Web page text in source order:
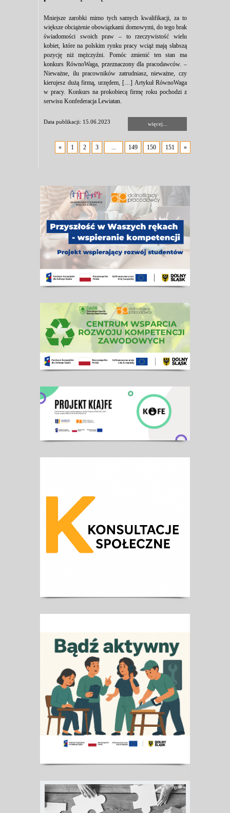
Mniejsze zarobki mimo tych samych kwalifikacji, za to
większe obciążenie obowiązkami domowymi, do tego brak
świadomości swoich praw – to rzeczywistość wielu
kobiet, które na polskim rynku pracy wciąż mają słabszą
pozycję niż mężczyźni. Pomóc zmienić ten stan ma
konkurs RównoWaga, przeznaczony dla pracodawców. –
Nieważne, ilu pracowników zatrudniasz, nieważne, czy
kierujesz dużą firmą, urzędem, […] Artykuł RównoWaga
w pracy. Konkurs na prokobiecą firmę roku pochodzi z
serwisu Konfederacja Lewiatan.
Data publikacji: 15.06.2023 więcej...
« 1 2 3 ... 149 150 151 »